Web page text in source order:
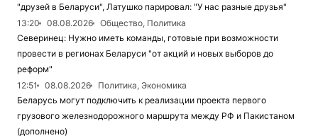
"друзей в Беларуси", Латушко парировал: "У нас разные друзья"
13:20
08.08.2026
Общество, Политика
Северинец: Нужно иметь команды, готовые при возможности
провести в регионах Беларуси "от акций и новых выборов до
реформ"
12:51
08.08.2026
Политика, Экономика
Беларусь могут подключить к реализации проекта первого
грузового железнодорожного маршрута между РФ и Пакистаном
(дополнено)